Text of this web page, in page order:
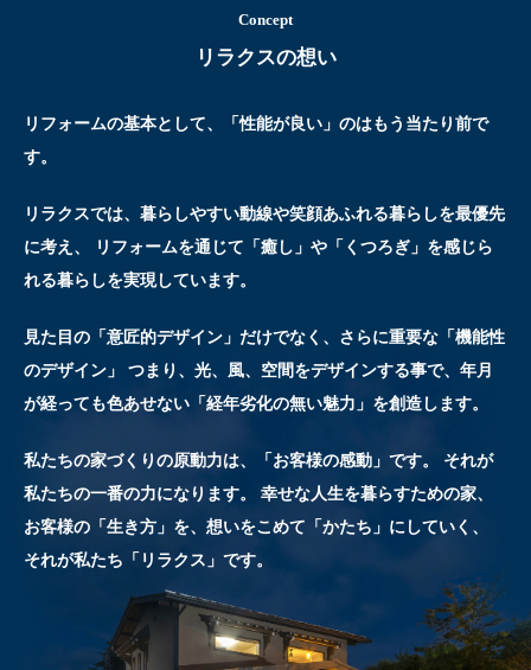
Concept
リラクスの想い
リフォームの基本として、「性能が良い」のはもう当たり前で
す。
リラクスでは、暮らしやすい動線や笑顔あふれる暮らしを最優先
に考え、
リフォームを通じて「癒し」や「くつろぎ」を感じら
れる暮らしを実現しています。
見た目の「意匠的デザイン」だけでなく、さらに重要な「機能性
のデザイン」
つまり、光、風、空間をデザインする事で、年月
が経っても色あせない「経年劣化の無い魅力」を創造します。
私たちの家づくりの原動力は、「お客様の感動」です。
それが
私たちの一番の力になります。
幸せな人生を暮らすための家、
お客様の「生き方」を、想いをこめて「かたち」にしていく、
それが私たち「リラクス」です。